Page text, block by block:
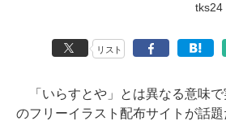
tks24
リスト
「いらすとや」とは異なる意味
のフリーイラスト配布サイトが話題